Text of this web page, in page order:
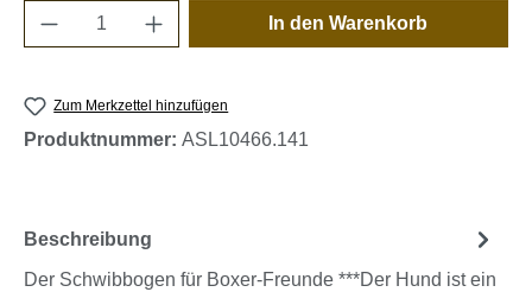
Produkt Anzahl: Gib den gewünschten
In den Warenkorb
Zum Merkzettel hinzufügen
Produktnummer: ASL10466.141
Beschreibung
Der Schwibbogen für Boxer-Freunde ***Der Hund ist ein